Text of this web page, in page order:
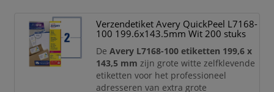
aanvullende bezorginformatie.
Deze Avery etiketten zijn speciaal
geschikt voorlaserprintersen
geoptimal
Verzendetiket Avery QuickPeel L7168-
100 199.6x143.5mm Wit 200 stuks
DeAvery L7168-100 etiketten 199,6 x
143,5 mm zijn grote witte zelfklevende
etiketten voor het professioneel
adresseren van extra grote